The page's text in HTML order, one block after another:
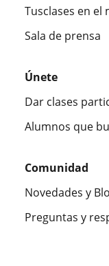
Tusclases en el
Sala de prensa
Únete
Dar clases
Alumnos que
Comunidad
Novedades y
Preguntas y